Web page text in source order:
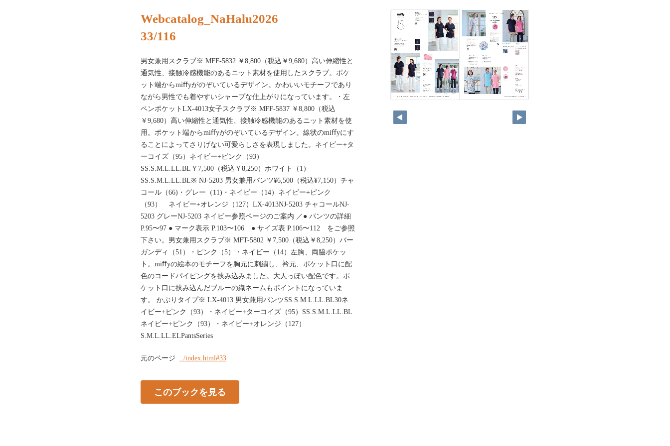
Webcatalog_NaHalu2026
33/116
男女兼用スクラブ※ MFF-5832 ￥8,800（税込￥9,680）高い伸縮性と
通気性、接触冷感機能のあるニット素材を使用したスクラブ。ポケ
ット端からmiﬀyがのぞいているデザイン。かわいいモチーフであり
ながら男性でも着やすいシャープな仕上がりになっています。・左
ペンポケットLX-4013女子スクラブ※ MFF-5837 ￥8,800（税込
￥9,680）高い伸縮性と通気性、接触冷感機能のあるニット素材を使
用。ポケット端からmiﬀyがのぞいているデザイン。線状のmiﬀyにす
ることによってさりげない可愛らしさを表現しました。ネイビー+タ
ーコイズ（95）ネイビー+ピンク（93）
SS.S.M.L.LL.BL￥7,500（税込￥8,250）ホワイト（1）
SS.S.M.L.LL.BL※ NJ-5203 男女兼用パンツ¥6,500（税込¥7,150）チャ
コール（66)・グレー（11)・ネイビー（14）ネイビー+ピンク
（93） ネイビー+オレンジ（127）LX-4013NJ-5203 チャコールNJ-
5203 グレーNJ-5203 ネイビー参照ページのご案内 ／● パンツの詳細
P.95〜97 ● マーク表示 P.103〜106 ● サイズ表 P.106〜112 をご参照
下さい。男女兼用スクラブ※ MFT-5802 ￥7,500（税込￥8,250）バー
ガンディ（51）・ピンク（5）・ネイビー（14）左胸、両脇ポケッ
ト。miﬀyの絵本のモチーフを胸元に刺繍し、衿元、ポケット口に配
色のコードパイピングを挟み込みました。大人っぽい配色です。ポ
ケット口に挟み込んだブルーの織ネームもポイントになっていま
す。 かぶりタイプ※ LX-4013 男女兼用パンツSS.S.M.L.LL.BL30ネ
イビー+ピンク（93）・ネイビー+ターコイズ（95）SS.S.M.L.LL.BL
ネイビー+ピンク（93）・ネイビー+オレンジ（127）
S.M.L.LL.ELPantsSeries
元のページ ../index.html#33
このブックを見る